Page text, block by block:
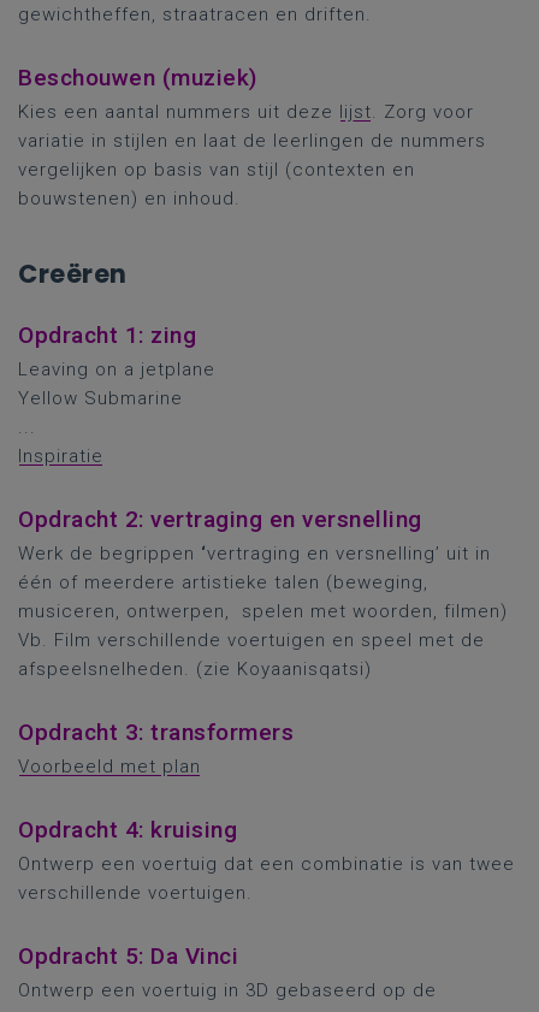
gewichtheffen, straatracen en driften.
Beschouwen (muziek)
Kies een aantal nummers uit deze lijst. Zorg voor
variatie in stijlen en laat de leerlingen de nummers
vergelijken op basis van stijl (contexten en
bouwstenen) en inhoud.
Creëren
Opdracht 1: zing
Leaving on a jetplane
Yellow Submarine
...
Inspiratie
Opdracht 2: vertraging en versnelling
Werk de begrippen ‘vertraging en versnelling’ uit in
één of meerdere artistieke talen (beweging,
musiceren, ontwerpen, spelen met woorden, filmen)
Vb. Film verschillende voertuigen en speel met de
afspeelsnelheden. (zie Koyaanisqatsi)
Opdracht 3: transformers
Voorbeeld met plan
Opdracht 4: kruising
Ontwerp een voertuig dat een combinatie is van twee
verschillende voertuigen.
Opdracht 5: Da Vinci
Ontwerp een voertuig in 3D gebaseerd op de